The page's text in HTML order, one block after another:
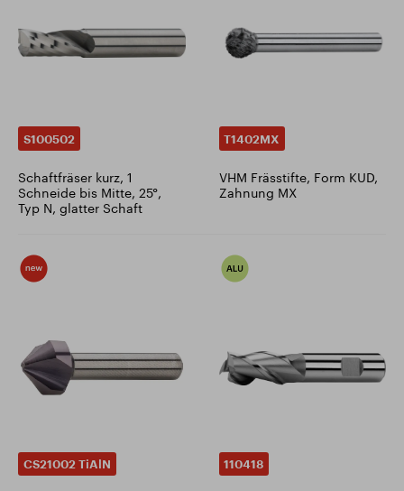
S100502
Schaftfräser kurz, 1
Schneide bis Mitte, 25°,
Typ N, glatter Schaft
T1402MX
VHM Frässtifte, Form KUD,
Zahnung MX
CS21002 TiAlN 110418